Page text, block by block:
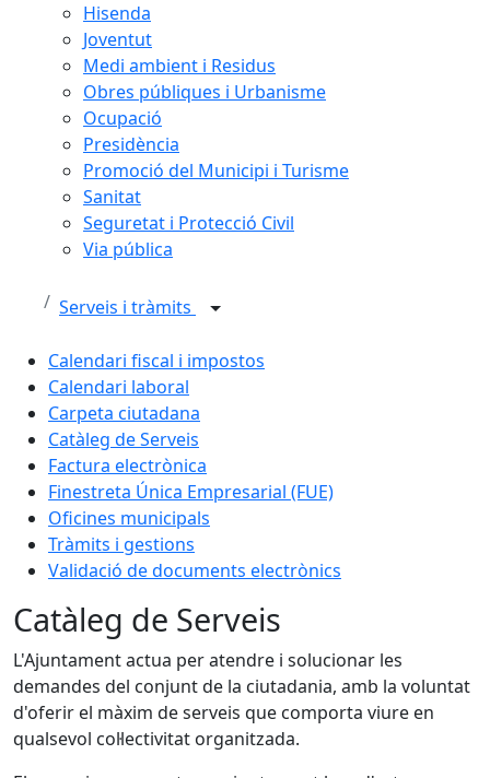
Hisenda
Joventut
Medi ambient i Residus
Obres públiques i Urbanisme
Ocupació
Presidència
Promoció del Municipi i Turisme
Sanitat
Seguretat i Protecció Civil
Via pública
Serveis i tràmits
Calendari fiscal i impostos
Calendari laboral
Carpeta ciutadana
Catàleg de Serveis
Factura electrònica
Finestreta Única Empresarial (FUE)
Oficines municipals
Tràmits i gestions
Validació de documents electrònics
Catàleg de Serveis
L'Ajuntament actua per atendre i solucionar les
demandes del conjunt de la ciutadania, amb la voluntat
d'oferir el màxim de serveis que comporta viure en
qualsevol col·lectivitat organitzada.